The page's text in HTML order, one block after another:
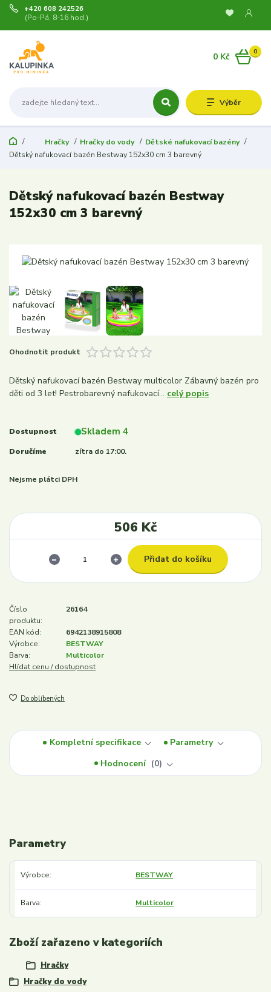
Výběr
+420 608 242526
(Po-Pá, 8-16 hod.)
0
0 Kč
Hračky Hračky do vody
Dětské nafukovací bazény
Dětský nafukovací bazén Bestway 152x30 cm 3 barevný
Dětský nafukovací bazén Bestway
152x30 cm 3 barevný
Ohodnotit produkt
Dětský nafukovací bazén Bestway multicolor Zábavný bazén pro
děti od 3 let! Pestrobarevný nafukovací... celý popis
Dostupnost Skladem 4
Doručíme zítra do 17:00.
Nejsme plátci DPH
506 Kč
Přidat do košíku
Číslo
produktu:
26164
EAN kód:
6942138915808
Výrobce:
BESTWAY
Barva:
Multicolor
Hlídat cenu / dostupnost
Do oblíbených
Kompletní specifikace
Parametry
Hodnocení
0
Parametry
Výrobce BESTWAY
Barva Multicolor
Zboží zařazeno v kategoriích
Hračky
Hračky do vody